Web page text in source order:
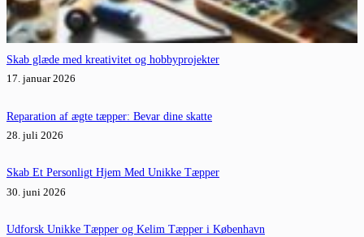
Skab glæde med kreativitet og hobbyprojekter
17. januar 2026
Reparation af ægte tæpper: Bevar dine skatte
28. juli 2026
Skab Et Personligt Hjem Med Unikke Tæpper
30. juni 2026
Udforsk Unikke Tæpper og Kelim Tæpper i København